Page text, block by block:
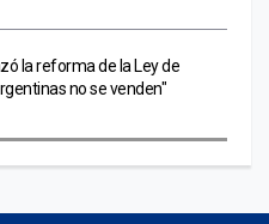
la reforma de la Ley de
no se venden"